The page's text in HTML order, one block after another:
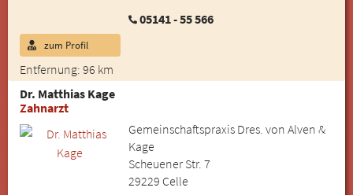
05141 - 55 566
Entfernung: 96 km
zum Profil
Dr. Matthias Kage
Zahnarzt
Gemeinschaftspraxis Dres. von Alven &
Kage
Scheuener Str. 7
29229 Celle